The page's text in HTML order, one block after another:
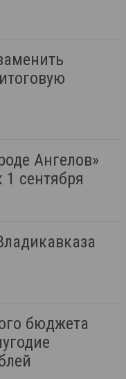
Ангелов»
сентября
бюджета